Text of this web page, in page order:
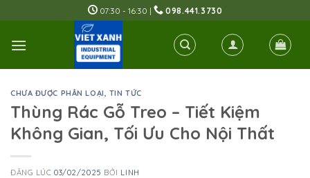
to
content
07:30 - 16:30 | 098.441.3730
CHƯA ĐƯỢC PHÂN LOẠI, TIN TỨC
Thùng Rác Gỗ Treo – Tiết Kiệm
Không Gian, Tối Ưu Cho Nội Thất
ĐĂNG LÚC03/02/2025 BỞI LINH